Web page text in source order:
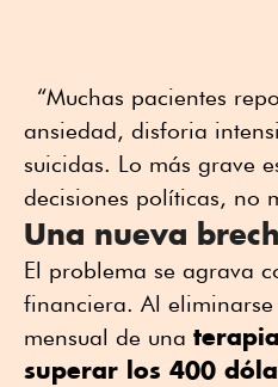
“Muchas pacientes
ansiedad, disforia
suicidas. Lo más grave
decisiones políticas, no
Una nueva
El problema se agrava
financiera. Al eliminarse
mensual de una
superar los 400